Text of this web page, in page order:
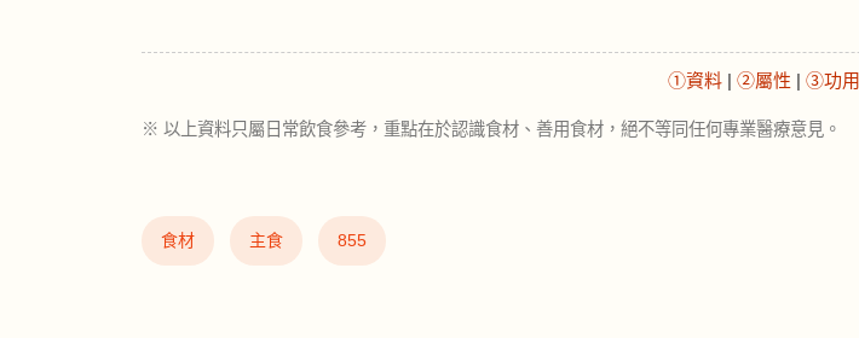
①資料 | ②屬性 | ③功用
※ 以上資料只屬日常飲食參考，重點在於認識食材、善用食材，絕不等同任何專業醫療意見。
食材 主食 855